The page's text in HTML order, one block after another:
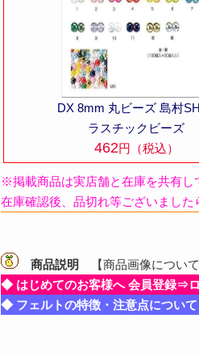
DX 8mm 丸ビーズ 島村
ラスチックビーズ
462円（税込）
※掲載商品は実店舗と在庫を共有し
在庫確認後、品切れ等ございました
商品説明
【商品画像について
◆ はじめてのお客様へ 会員登録⇒
◆ フェルトの特徴・注意点につい